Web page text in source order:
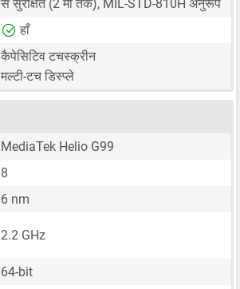
से सुरक्षित (2 मी तक), MIL-STD-810H अनुरूप
हाँ
कैपेसिटिव टचस्क्रीन
मल्टी-टच डिस्प्ले
MediaTek Helio G99
8
6 nm
2.2 GHz
64-bit